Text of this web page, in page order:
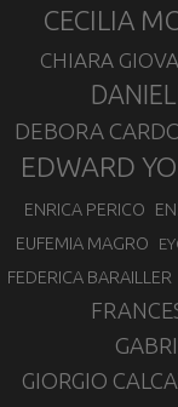
CECILIA
CHIARA
DEBORA
EDWARD
ENRICA PERICO
EUFEMIA MAGRO
FEDERICA BARAILLER
GIORGIO